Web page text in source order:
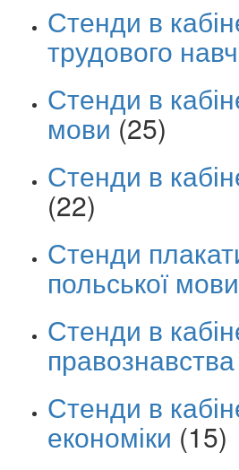
Стенди в
трудового
Стенди в
мови (25)
Стенди в
(22)
Стенди
польської мови
Стенди в
правознавства
Стенди в
економіки (15)